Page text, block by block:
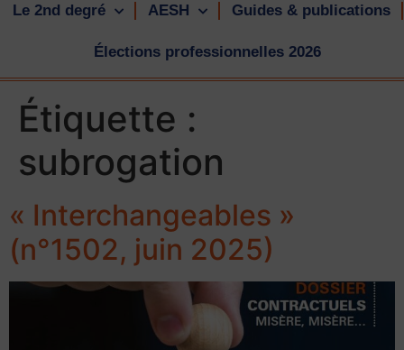
Le 2nd degré AESH Guides & publications
Élections professionnelles 2026
Étiquette :
subrogation
« Interchangeables »
(n°1502, juin 2025)